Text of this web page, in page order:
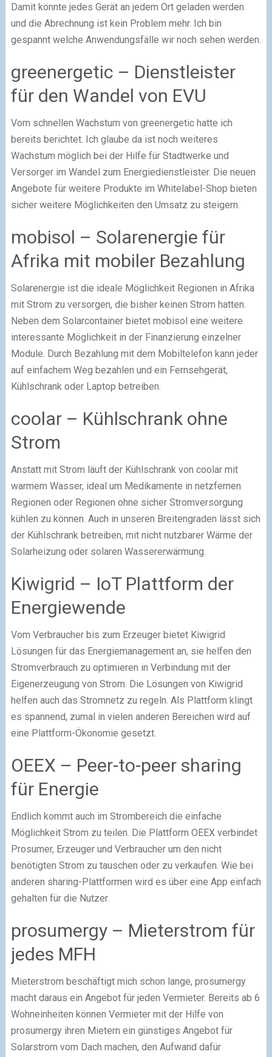
Damit könnte jedes Gerät an jedem Ort geladen werden
und die Abrechnung ist kein Problem mehr. Ich bin
gespannt welche Anwendungsfälle wir noch sehen werden.
greenergetic – Dienstleister
für den Wandel von EVU
Vom schnellen Wachstum von greenergetic hatte ich
bereits berichtet. Ich glaube da ist noch weiteres
Wachstum möglich bei der Hilfe für Stadtwerke und
Versorger im Wandel zum Energiedienstleister. Die neuen
Angebote für weitere Produkte im Whitelabel-Shop bieten
sicher weitere Möglichkeiten den Umsatz zu steigern.
mobisol – Solarenergie für
Afrika mit mobiler Bezahlung
Solarenergie ist die ideale Möglichkeit Regionen in Afrika
mit Strom zu versorgen, die bisher keinen Strom hatten.
Neben dem Solarcontainer bietet mobisol eine weitere
interessante Möglichkeit in der Finanzierung einzelner
Module. Durch Bezahlung mit dem Mobiltelefon kann jeder
auf einfachem Weg bezahlen und ein Fernsehgerät,
Kühlschrank oder Laptop betreiben.
coolar – Kühlschrank ohne
Strom
Anstatt mit Strom läuft der Kühlschrank von coolar mit
warmem Wasser, ideal um Medikamente in netzfernen
Regionen oder Regionen ohne sicher Stromversorgung
kühlen zu können. Auch in unseren Breitengraden lässt sich
der Kühlschrank betreiben, mit nicht nutzbarer Wärme der
Solarheizung oder solaren Wassererwärmung.
Kiwigrid – IoT Plattform der
Energiewende
Vom Verbraucher bis zum Erzeuger bietet Kiwigrid
Lösungen für das Energiemanagement an, sie helfen den
Stromverbrauch zu optimieren in Verbindung mit der
Eigenerzeugung von Strom. Die Lösungen von Kiwigrid
helfen auch das Stromnetz zu regeln. Als Plattform klingt
es spannend, zumal in vielen anderen Bereichen wird auf
eine Plattform-Ökonomie gesetzt.
OEEX – Peer-to-peer sharing
für Energie
Endlich kommt auch im Strombereich die einfache
Möglichkeit Strom zu teilen. Die Plattform OEEX verbindet
Prosumer, Erzeuger und Verbraucher um den nicht
benötigten Strom zu tauschen oder zu verkaufen. Wie bei
anderen sharing-Plattformen wird es über eine App einfach
gehalten für die Nutzer.
prosumergy – Mieterstrom für
jedes MFH
Mieterstrom beschäftigt mich schon lange, prosumergy
macht daraus ein Angebot für jeden Vermieter. Bereits ab 6
Wohneinheiten können Vermieter mit der Hilfe von
prosumergy ihren Mietern ein günstiges Angebot für
Solarstrom vom Dach machen, den Aufwand dafür